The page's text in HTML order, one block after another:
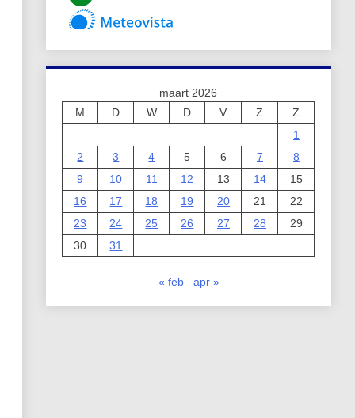
maart 2026
M
D W D V Z
Z
1
2
3 4 5 6 7
8
9
10 11 12 13 14
15
16
17 18 19 20 21
22
23
24 25 26 27 28
29
30
31
« feb apr »